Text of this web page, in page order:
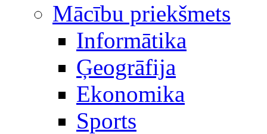
Mācību priekšmets
Informātika
Ģeogrāfija
Ekonomika
Sports